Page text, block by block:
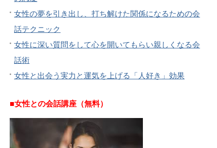
女性の夢を引き出し、打ち解けた関係になるための会
話テクニック
女性に深い質問をして心を開いてもらい親しくなる会
話術
女性と出会う実力と運気を上げる「人好き」効果
■女性との会話講座（無料）